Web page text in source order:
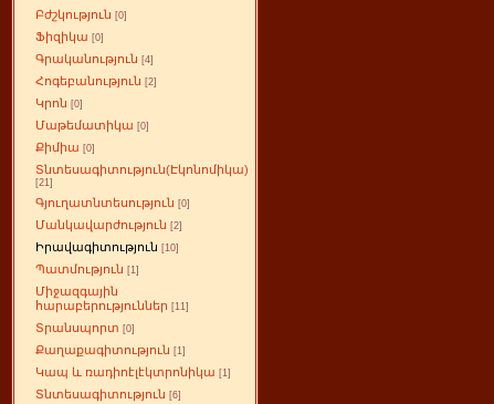
Բժշկություն [0]
Ֆիզիկա [0]
Գրականություն [4]
Հոգեբանություն [2]
Կրոն [0]
Մաթեմատիկա [0]
Քիմիա [0]
Տնտեսագիտություն(Էկոնոմիկա)
[21]
Գյուղատնտեսություն [0]
Մանկավարժություն [2]
Իրավագիտություն [10]
Պատմություն [1]
Միջազգային
հարաբերություններ [11]
Տրանսպորտ [0]
Քաղաքագիտություն [1]
Կապ և ռադիոէլէկտրոնիկա [1]
Տնտեսագիտություն [6]